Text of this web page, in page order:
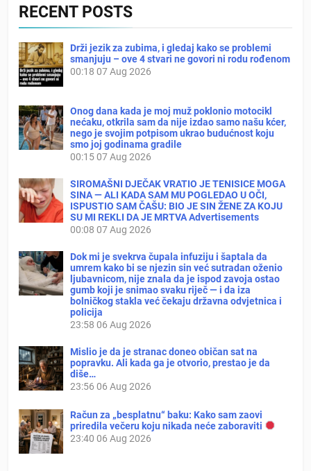
RECENT POSTS
Drži jezik za zubima, i gledaj kako se problemi
smanjuju – ove 4 stvari ne govori ni rodu rođenom
00:18 07 Aug 2026
Onog dana kada je moj muž poklonio motocikl
nećaku, otkrila sam da nije izdao samo našu kćer,
nego je svojim potpisom ukrao budućnost koju
smo joj godinama gradile
00:1507 Aug 2026
SIROMAŠNI DJEČAK VRATIO JE TENISICE MOGA
SINA — ALI KADA SAM MU POGLEDAO U OČI,
ISPUSTIO SAM ČAŠU: BIO JE SIN ŽENE ZA KOJU
SU MI REKLI DA JE MRTVA Advertisements
00:08 07 Aug 2026
Dok mi je svekrva čupala infuziju i šaptala da
umrem kako bi se njezin sin već sutradan oženio
ljubavnicom, nije znala da je ispod zavoja ostao
gumb koji je snimao svaku riječ — i da iza
bolničkog stakla već čekaju državna odvjetnica i
policija
23:58 06 Aug 2026
Mislio je da je stranac doneo običan sat na
popravku. Ali kada ga je otvorio, prestao je da
diše…
23:56 06 Aug 2026
Račun za „besplatnu“ baku: Kako sam zaovi
priredila večeru koju nikada neće zaboraviti
23:40 06 Aug 2026